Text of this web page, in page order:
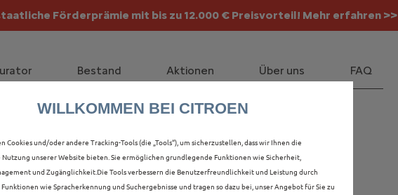
Förderprämie mit bis zu 12.000 € Preisvorteil! Mehr erfahren >>
Förderprämie - 3.000 € Grundförderung für jeden! Mehr erfahren >>
Bestand Aktionen Über uns FAQ
C5 X IN KLEVE
WILLKOMMEN BEI CITROEN
Cookies und/oder andere Tracking-Tools (die „Tools“), um sicherzustellen, dass wir Ihnen die
unserer Website bieten. Sie ermöglichen grundlegende Funktionen wie Sicherheit,
und Zugänglichkeit.Die Tools verbessern die Benutzerfreundlichkeit und Leistung durch
wie Spracherkennung und Suchergebnisse und tragen so dazu bei, unser Angebot für Sie zu